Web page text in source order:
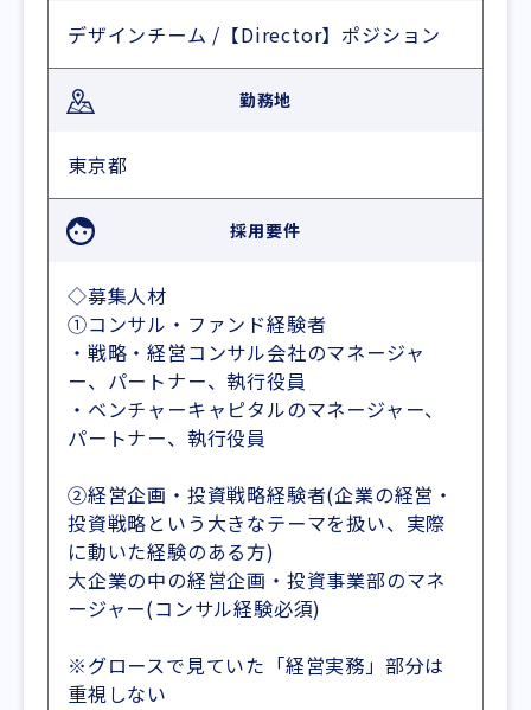
デザインチーム /【Director】ポジション
勤務地
東京都
採用要件
◇募集人材
①コンサル・ファンド経験者
・戦略・経営コンサル会社のマネージャ
ー、パートナー、執行役員
・ベンチャーキャピタルのマネージャー、
パートナー、執行役員
②経営企画・投資戦略経験者(企業の経営・
投資戦略という大きなテーマを扱い、実際
に動いた経験のある方)
大企業の中の経営企画・投資事業部のマネ
ージャー(コンサル経験必須)
※グロースで見ていた「経営実務」部分は
重視しない